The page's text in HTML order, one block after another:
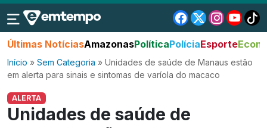
Últimas NotíciasAmazonasPolíticaPolíciaEsporte
Início » Sem Categoria » Unidades de saúde de Manaus estão
em alerta para sinais e sintomas de varíola do macaco
ALERTA
Unidades de saúde de